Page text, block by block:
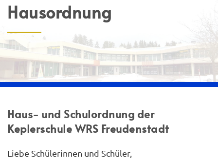
Hausordnung
Haus- und Schulordnung der
Keplerschule WRS Freudenstadt
Liebe Schülerinnen und Schüler,